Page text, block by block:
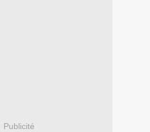
Publicité